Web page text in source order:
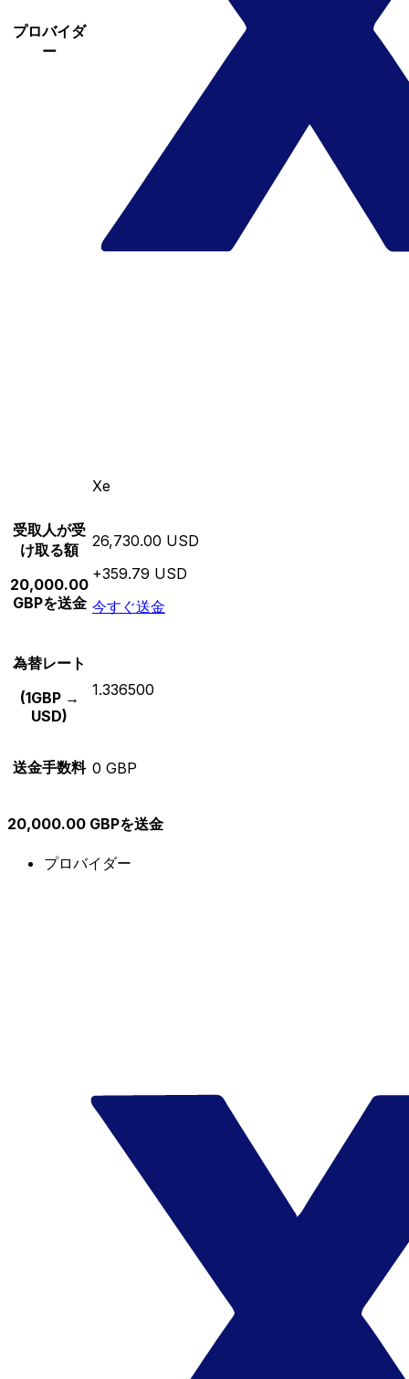
プロバイダ
ー
Xe
受取人が受
け取る額
20,000.00
GBPを送金
26,730.00 USD
+359.79 USD
今すぐ送金
為替レート
(1GBP →
USD)
1.336500
送金手数料 0 GBP
20,000.00 GBPを送金
プロバイダー